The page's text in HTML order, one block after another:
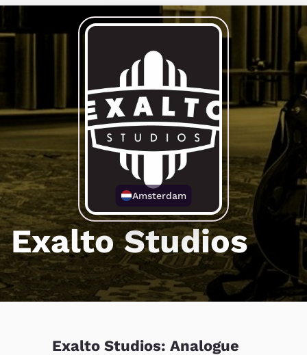
Amsterdam
Exalto Studios
Exalto Studios: Analogue